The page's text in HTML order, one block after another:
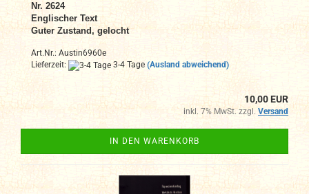
Nr. 2624
Englischer Text
Guter Zustand, gelocht
Art.Nr.: Austin6960e
Lieferzeit:
3-4 Tage (Ausland abweichend)
10,00 EUR
inkl. 7% MwSt. zzgl. Versand
IN DEN WARENKORB